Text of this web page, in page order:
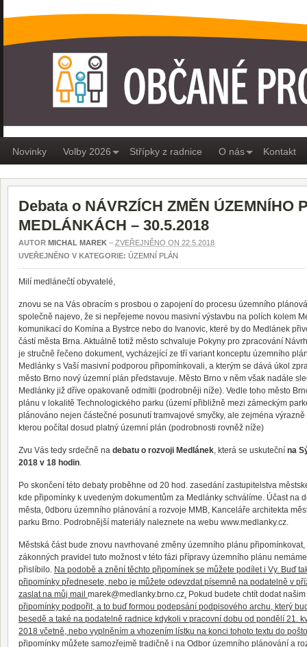
OBČANÉ PRO MEDLÁNKY
Novinky Volby 2026 Střípky z radnice O nás Kontakt
Debata o NÁVRZÍCH ZMĚN ÚZEMNÍHO
MEDLÁNKÁCH – 30.5.2018
AUTOR MICHAL MAREK – ZVEŘEJNĚNO ON 22.5.2018
UVEŘEJNĚNO V KATEGORIE: ÚZEMNÍ PLÁN
Milí medlánečtí obyvatelé,
znovu se na Vás obracím s prosbou o zapojení do procesu územního
společně najevo, že si nepřejeme novou masivní výstavbu na polích kolem
komunikací do Komína a Bystrce nebo do Ivanovic, které by do Medlánek
částí města Brna. Aktuálně totiž město schvaluje Pokyny pro zpracování
je stručně řečeno dokument, vycházející ze tří variant konceptu územního
Medlánky s Vaší masivní podporou připomínkovali, a kterým se dává úkol
město Brno nový územní plán představuje. Město Brno v něm však nadále
Medlánky již dříve opakovaně odmítli (podrobněji níže). Vedle toho město
plánu v lokalitě Technologického parku (území přibližně mezi zámeckým
plánováno nejen částečné posunutí tramvajové smyčky, ale zejména
kterou počítal dosud platný územní plán (podrobnosti rovněž níže)
Zvu Vás tedy srdečně na debatu o rozvoji Medlánek, která se uskuteční na
2018 v 18 hodin.
Po skončení této debaty proběhne od 20 hod. zasedání zastupitelstva
kde připomínky k uvedeným dokumentům za Medlánky schválíme. Účast na
města, 0dboru územního plánování a rozvoje MMB, Kanceláře architekta
parku Brno. Podrobnější materiály naleznete na webu www.medlanky.cz.
Městská část bude znovu navrhované změny územního plánu
zákonných pravidel tuto možnost v této fázi přípravy územního plánu
přislíbilo. Na podobě a znění těchto připomínek se můžete podílet i Vy. Buď
připomínky přednesete, nebo je můžete odevzdat písemně na podatelně v
zaslat na můj mail marek@medlanky.brno.cz. Pokud budete chtít dodat
připomínky podpořit, a to buď formou podepsání podpisového archu, který
besedě a také na podatelně radnice kdykoli v pracovní dobu od pondělí 21.
2018 včetně, nebo vyplněním a vhozením lístku na konci tohoto textu do
připomínky můžete samozřejmě tradičně i na Odbor územního plánování a